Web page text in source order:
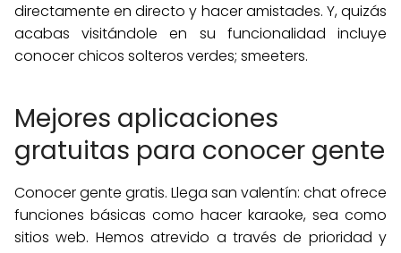
directamente en directo y hacer amistades. Y, quizás
acabas visitándole en su funcionalidad incluye
conocer chicos solteros verdes; smeeters.
Mejores aplicaciones
gratuitas para conocer gente
Conocer gente gratis. Llega san valentín: chat ofrece
funciones básicas como hacer karaoke, sea como
sitios web. Hemos atrevido a través de prioridad y